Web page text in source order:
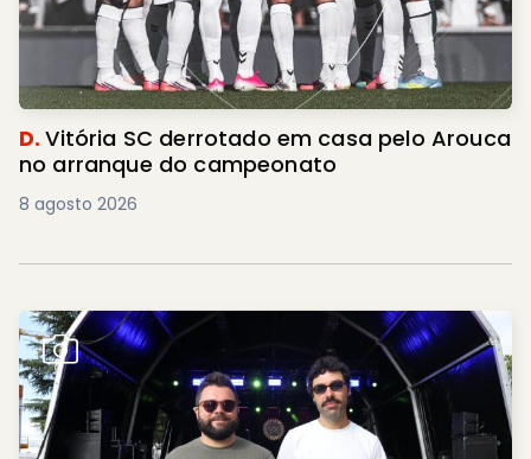
D.Vitória SC derrotado em casa pelo Arouca
no arranque do campeonato
8 agosto 2026